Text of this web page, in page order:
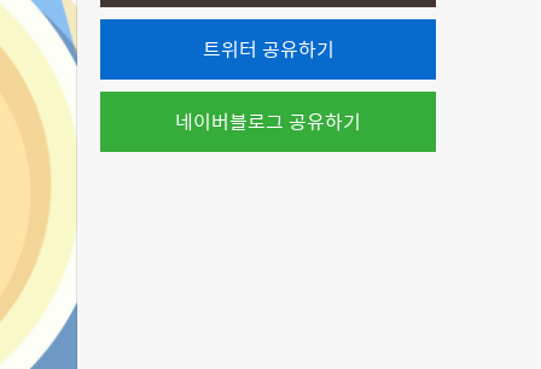
트위터 공유하기
네이버블로그 공유하기